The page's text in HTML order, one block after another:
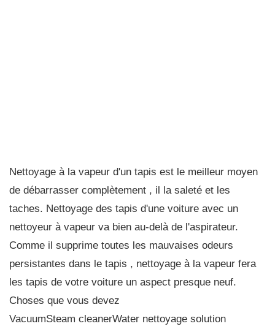
Nettoyage à la vapeur d'un tapis est le meilleur moyen
de débarrasser complètement , il la saleté et les
taches. Nettoyage des tapis d'une voiture avec un
nettoyeur à vapeur va bien au-delà de l'aspirateur.
Comme il supprime toutes les mauvaises odeurs
persistantes dans le tapis , nettoyage à la vapeur fera
les tapis de votre voiture un aspect presque neuf.
Choses que vous devez
VacuumSteam cleanerWater nettoyage solution